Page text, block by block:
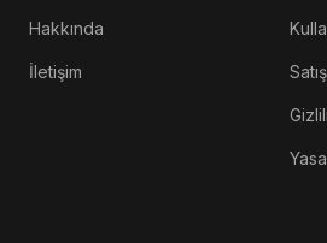
Hakkında
İletişim